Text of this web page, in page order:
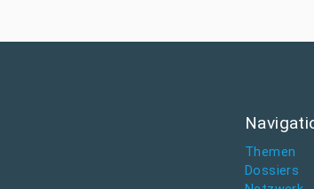
Themen
Dossiers